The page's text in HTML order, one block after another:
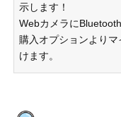
示します！
Webカメラに
購入オプションより
けます。